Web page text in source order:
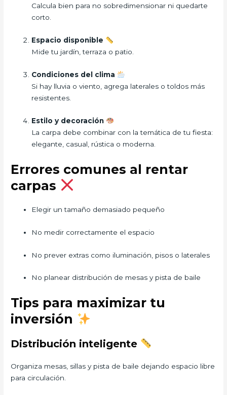
Calcula bien para no sobredimensionar ni quedarte
corto.
Espacio disponible
Mide tu jardín, terraza o patio.
Condiciones del clima
Si hay lluvia o viento, agrega laterales o toldos más
resistentes.
Estilo y decoración
La carpa debe combinar con la temática de tu fiesta:
elegante, casual, rústica o moderna.
Errores comunes al rentar
carpas
Elegir un tamaño demasiado pequeño
No medir correctamente el espacio
No prever extras como iluminación, pisos o laterales
No planear distribución de mesas y pista de baile
Tips para maximizar tu
inversión
Distribución inteligente
Organiza mesas, sillas y pista de baile dejando espacio libre
para circulación.